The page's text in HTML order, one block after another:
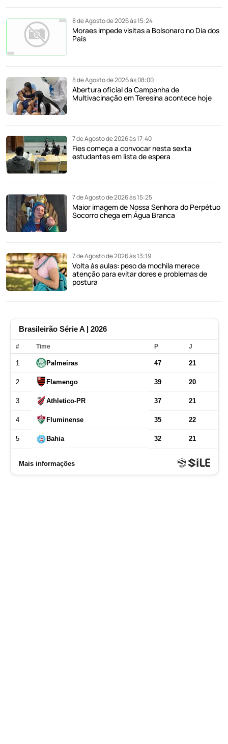
8 de Agosto de 2026 às 15:24
Moraes impede visitas a Bolsonaro no Dia dos
Pais
8 de Agosto de 2026 às 08:00
Abertura oficial da Campanha de
Multivacinação em Teresina acontece hoje
7 de Agosto de 2026 às 17:40
Fies começa a convocar nesta sexta
estudantes em lista de espera
7 de Agosto de 2026 às 15:25
Maior imagem de Nossa Senhora do Perpétuo
Socorro chega em Água Branca
7 de Agosto de 2026 às 13:19
Volta às aulas: peso da mochila merece
atenção para evitar dores e problemas de
postura